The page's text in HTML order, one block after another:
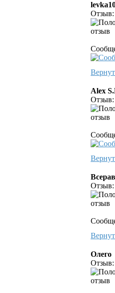
Отзыв:
Alex
Отзыв:
Отзыв:
Олего
Отзыв: